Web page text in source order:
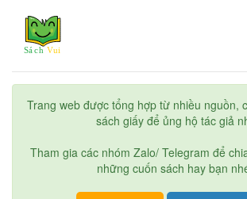
Trang web được tổng hợp từ nhiều nguồn,
sách giấy để ủng hộ tác giả
Tham gia các nhóm Zalo/ Telegram để
những cuốn sách hay bạn